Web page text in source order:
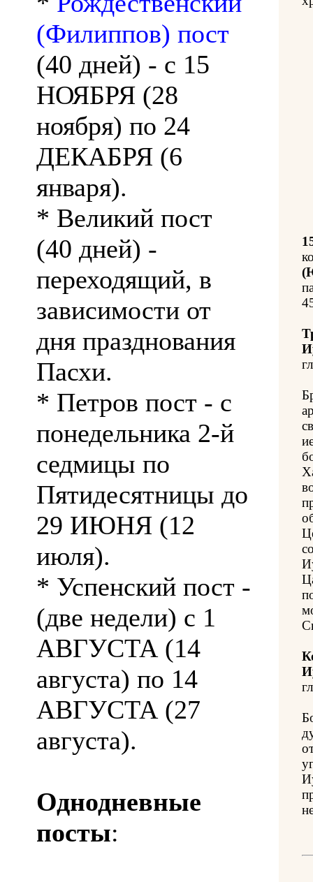
(Филиппов) пост
(40 дней) - с 15
НОЯБРЯ (28
ноября) по 24
ДЕКАБРЯ (6
января).
* Великий пост
(40 дней) -
переходящий, в
зависимости от
дня празднования
Пасхи.
* Петров пост - с
понедельника 2-й
седмицы по
Пятидесятницы до
29 ИЮНЯ (12
июля).
* Успенский пост -
(две недели) с 1
АВГУСТА (14
августа) по 14
АВГУСТА (27
августа).
Однодневные
посты: